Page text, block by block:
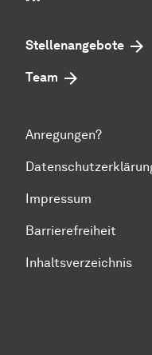
Stellenangebote
Team
Anregungen?
Impressum
Barrierefreiheit
Inhaltsverzeichnis